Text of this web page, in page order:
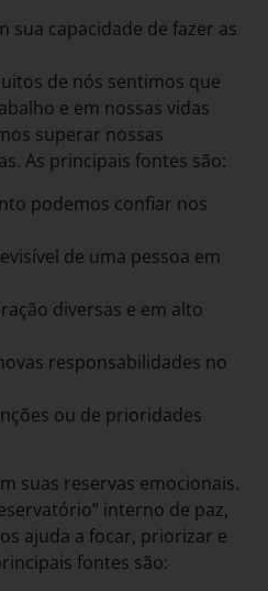
sua capacidade de fazer as
de nós sentimos que
e em nossas vidas
superar nossas
As principais fontes são:
podemos confiar nos
de uma pessoa em
diversas e em alto
responsabilidades no
ou de prioridades
suas reservas emocionais.
interno de paz,
ajuda a focar, priorizar e
fontes são: